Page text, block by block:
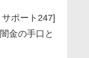
サポート247]
金の手口と